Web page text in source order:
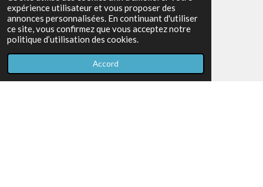
expérience utilisateur et vous proposer des
annonces personnalisées. En continuant d'utiliser
ce site, vous confirmez que vous acceptez notre
politique d’utilisation des cookies.
Accord
A propos
Opéra Bouffe
Infos LGA golf